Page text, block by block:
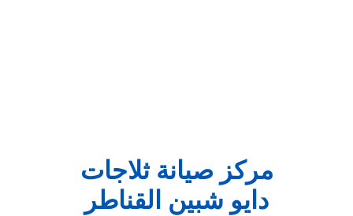
مركز صيانة ثلاجات
دايو شبين القناطر